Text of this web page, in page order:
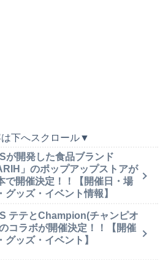
下へスクロール▼
が開発した食品ブランド
」のポップアップストアが
で開催決定！！【開催日・場
グッズ・イベント情報】
テテとChampion(チャンピオ
コラボが開催決定！！【開催
グッズ・イベント】